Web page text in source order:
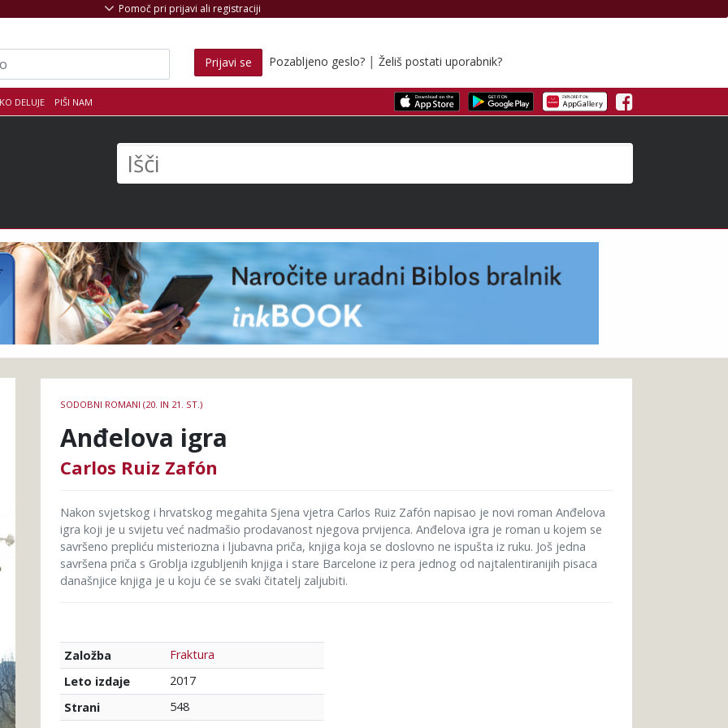
DELUJE PIŠI NAM Facebook
Pomoč pri prijavi ali registraciji
Prijavi se Pozabljeno geslo? | Želiš postati uporabnik?
knjige
SODOBNI ROMANI (20. IN 21. ST.)
Anđelova igra
Carlos Ruiz Zafón
Nakon svjetskog i hrvatskog megahita Sjena vjetra Carlos Ruiz Zafón napisao je novi roman Anđelova
igra koji je u svijetu već nadmašio prodavanost njegova prvijenca. Anđelova igra je roman u kojem se
savršeno prepliću misteriozna i ljubavna priča, knjiga koja se doslovno ne ispušta iz ruku. Još jedna
savršena priča s Groblja izgubljenih knjiga i stare Barcelone iz pera jednog od najtalentiranijih pisaca
današnjice knjiga je u koju će se svaki čitatelj zaljubiti.
Založba
Fraktura
Leto izdaje
2017
Strani
548